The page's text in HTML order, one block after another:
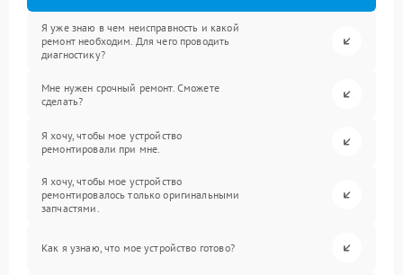
Я уже знаю в чем неисправность и какой
ремонт необходим. Для чего проводить
диагностику?
Мне нужен срочный ремонт. Сможете
сделать?
Я хочу, чтобы мое устройство
ремонтировали при мне.
Я хочу, чтобы мое устройство
ремонтировалось только оригинальными
запчастями.
Как я узнаю, что мое устройство готово?